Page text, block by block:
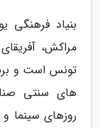
بنیاد فرهنگی
مراکش،
تونس است و
های سنتی
روزهای سینما